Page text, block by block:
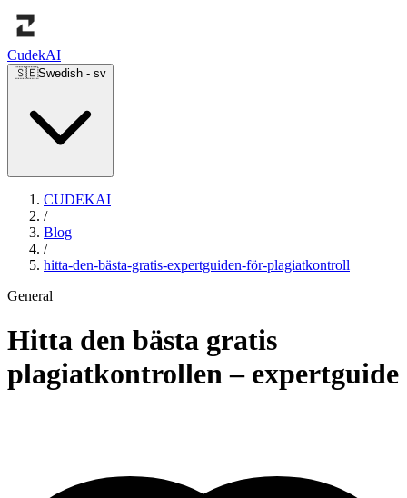
CudekAI
🇸🇪Swedish - sv
CUDEKAI
/
Blog
/
hitta-den-bästa-gratis-expertguiden-för-plagiatkontroll
General
Hitta den bästa gratis
plagiatkontrollen – expertguide